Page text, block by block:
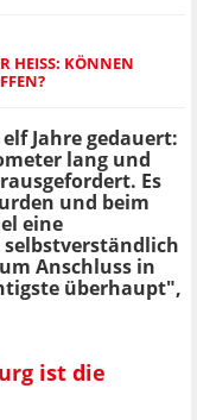
KÖNNEN S
Jahre gedauert:
lang und
Es
und beim
eine
Anschluss in
überhaupt",
ist die